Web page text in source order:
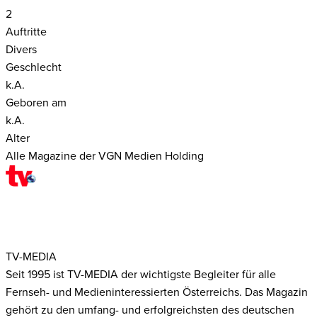
2
Auftritte
Divers
Geschlecht
k.A.
Geboren am
k.A.
Alter
Alle Magazine der VGN Medien Holding
TV-MEDIA
Seit 1995 ist TV-MEDIA der wichtigste Begleiter für alle
Fernseh- und Medieninteressierten Österreichs. Das Magazin
gehört zu den umfang- und erfolgreichsten des deutschen